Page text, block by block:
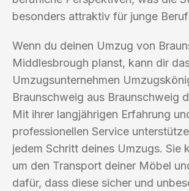
besonders attraktiv für junge
Wenn du deinen Umzug von
Middlesbrough planst, kann dir
Umzugsunternehmen
Braunschweig aus Braunschweig
Mit ihrer langjährigen Erfahrung
professionellen Service
jedem Schritt deines Umzugs. Sie
um den Transport deiner Möbel
dafür, dass diese sicher und